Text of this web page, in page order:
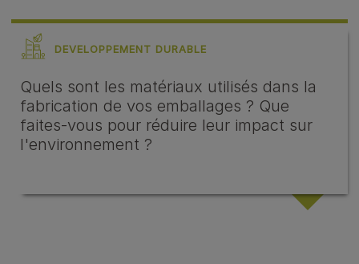
DEVELOPPEMENT DURABLE
Quels sont les matériaux utilisés dans la
fabrication de vos emballages ? Que
faites-vous pour réduire leur impact sur
l'environnement ?